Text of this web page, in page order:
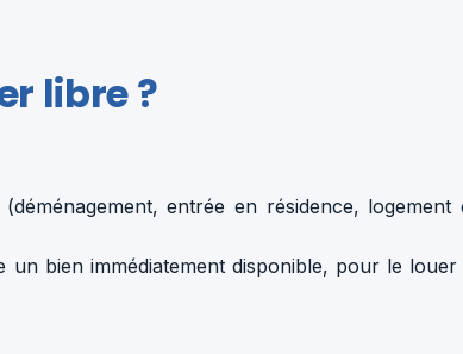
libre ?
entrée en résidence,
un bien immédiatement disponible, pour le